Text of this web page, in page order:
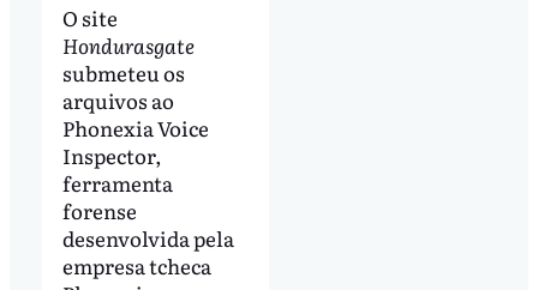
O site
Hondurasgate
submeteu os
arquivos ao
Phonexia Voice
Inspector,
ferramenta
forense
desenvolvida pela
empresa tcheca